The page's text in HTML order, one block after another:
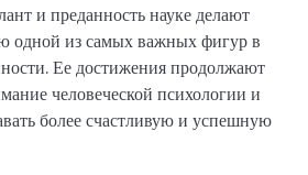
и преданность науке делают
одной из самых важных фигур в
Ее достижения продолжают
человеческой психологии и
более счастливую и успешную